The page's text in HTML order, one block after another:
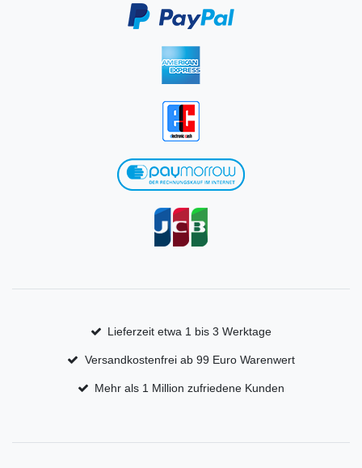
Lieferzeit etwa 1 bis 3 Werktage
Versandkostenfrei ab 99 Euro Warenwert
Mehr als 1 Million zufriedene Kunden